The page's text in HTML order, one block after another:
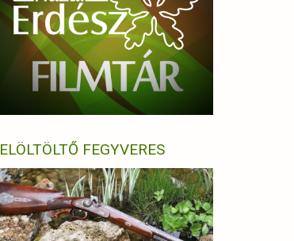
ELÖLTÖLTŐ FEGYVERES